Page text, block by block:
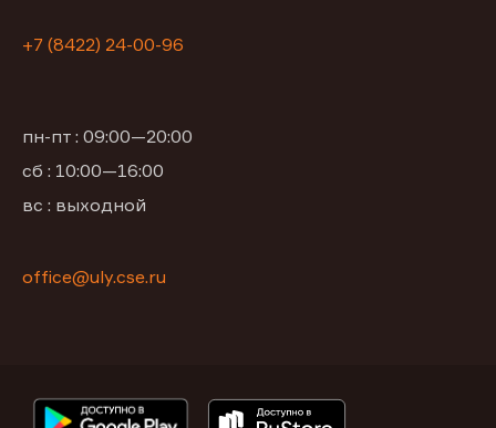
+7 (8422) 24-00-96
пн-пт : 09:00—20:00
сб : 10:00—16:00
вс : выходной
office@uly.cse.ru